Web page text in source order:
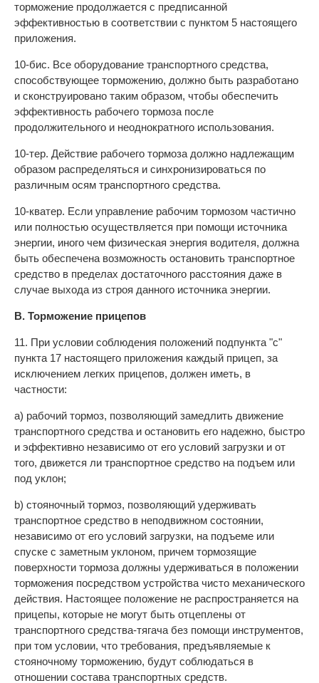
торможение продолжается с предписанной
эффективностью в соответствии с пунктом 5 настоящего
приложения.
10-бис. Все оборудование транспортного средства,
способствующее торможению, должно быть разработано
и сконструировано таким образом, чтобы обеспечить
эффективность рабочего тормоза после
продолжительного и неоднократного использования.
10-тер. Действие рабочего тормоза должно надлежащим
образом распределяться и синхронизироваться по
различным осям транспортного средства.
10-кватер. Если управление рабочим тормозом частично
или полностью осуществляется при помощи источника
энергии, иного чем физическая энергия водителя, должна
быть обеспечена возможность остановить транспортное
средство в пределах достаточного расстояния даже в
случае выхода из строя данного источника энергии.
В. Торможение прицепов
11. При условии соблюдения положений подпункта "с"
пункта 17 настоящего приложения каждый прицеп, за
исключением легких прицепов, должен иметь, в
частности:
а) рабочий тормоз, позволяющий замедлить движение
транспортного средства и остановить его надежно, быстро
и эффективно независимо от его условий загрузки и от
того, движется ли транспортное средство на подъем или
под уклон;
b) стояночный тормоз, позволяющий удерживать
транспортное средство в неподвижном состоянии,
независимо от его условий загрузки, на подъеме или
спуске с заметным уклоном, причем тормозящие
поверхности тормоза должны удерживаться в положении
торможения посредством устройства чисто механического
действия. Настоящее положение не распространяется на
прицепы, которые не могут быть отцеплены от
транспортного средства-тягача без помощи инструментов,
при том условии, что требования, предъявляемые к
стояночному торможению, будут соблюдаться в
отношении состава транспортных средств.